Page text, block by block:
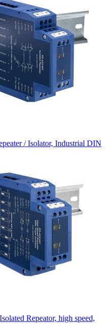
/ Isolator, Industrial DIN
Repeator, high speed,